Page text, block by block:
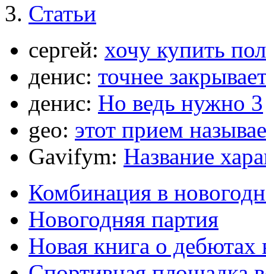
Статьи
сергей: хочу купить
денис: точнее
денис: Но ведь нужно 3
geo: этот прием
Gavifym: Название
Комбинация в
Новогодняя партия
Новая книга о